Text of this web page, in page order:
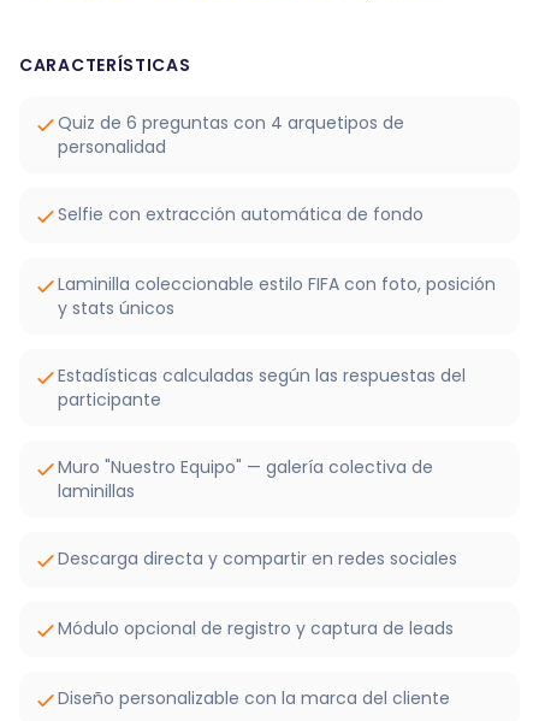
CARACTERÍSTICAS
Quiz de 6 preguntas con 4 arquetipos de
personalidad
Selfie con extracción automática de fondo
Laminilla coleccionable estilo FIFA con foto, posición
y stats únicos
Estadísticas calculadas según las respuestas del
participante
Muro "Nuestro Equipo" — galería colectiva de
laminillas
Descarga directa y compartir en redes sociales
Módulo opcional de registro y captura de leads
Diseño personalizable con la marca del cliente